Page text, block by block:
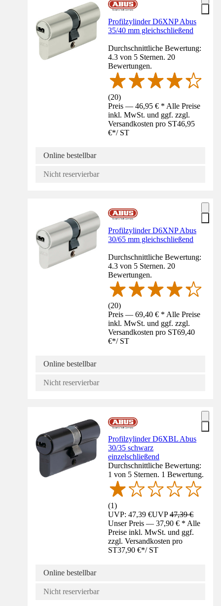
Profilzylinder D6XNP Abus
35/40 mm gleichschließend
Durchschnittliche Bewertung:
4.3 von 5 Sternen. 20
Bewertungen.
(20)
Preis — 46,95 € * Alle Preise
inkl. MwSt. und ggf. zzgl.
Versandkosten pro ST46,95
€*/ ST
Online bestellbar
Nicht reservierbar
Profilzylinder D6XNP Abus
30/65 mm gleichschließend
Durchschnittliche Bewertung:
4.3 von 5 Sternen. 20
Bewertungen.
(20)
Preis — 69,40 € * Alle Preise
inkl. MwSt. und ggf. zzgl.
Versandkosten pro ST69,40
€*/ ST
Online bestellbar
Nicht reservierbar
Profilzylinder D6XBL Abus
30/35 schwarz
einzelschließend
Durchschnittliche Bewertung:
1 von 5 Sternen. 1 Bewertung.
(1)
UVP: 47,39 €UVP47,39 €
Unser Preis — 37,90 € * Alle
Preise inkl. MwSt. und ggf.
zzgl. Versandkosten pro
ST37,90 €*/ ST
Online bestellbar
Nicht reservierbar